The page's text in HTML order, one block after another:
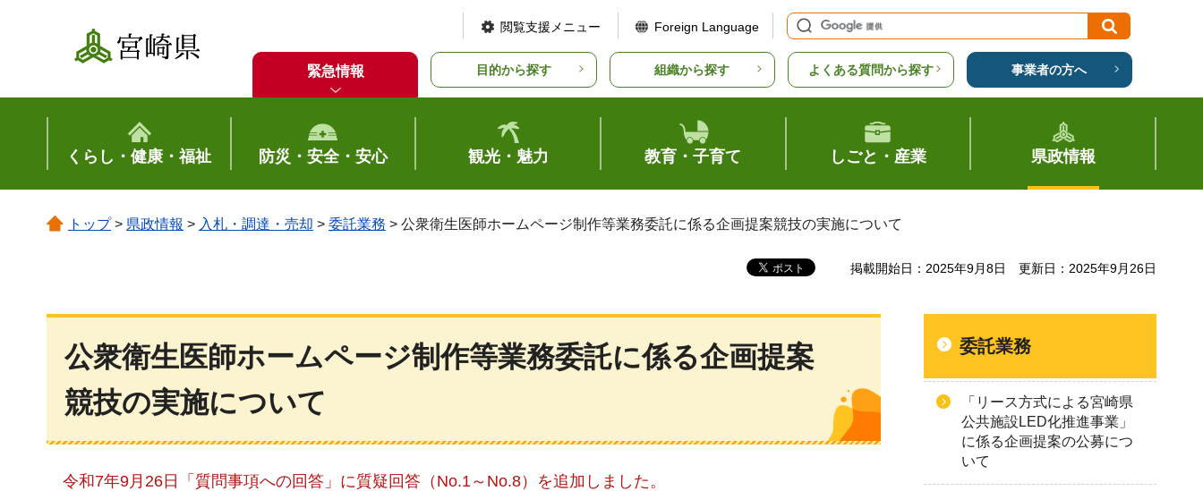
宮崎県
閲覧支援メニュー Foreign Language
緊急情報 目的から探す 組織から探す よくある質問から探す 事業者の方へ
くらし・健康・福祉 防災・安全・安心 観光・魅力 教育・子育て しごと・産業 県政情報
トップ> 県政情報 > 入札・調達・売却 > 委託業務 > 公衆衛生医師ホームページ制作等業務委託に係る企画提案競技の実施について
掲載開始日：2025年9月8日 更新日：2025年9月26日
公衆衛生医師ホームページ制作等業務委託に係る企画提案
競技の実施について
令和7年9月26日「質問事項への回答」に質疑回答（No.1～No.8）を追加しました。
委託業務
「リース方式による宮崎県
公共施設LED化推進事業」
に係る企画提案の公募につ
いて